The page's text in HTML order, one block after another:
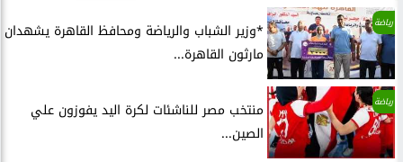
رياضة
*وزير الشباب والرياضة ومحافظ القاهرة يشهدان
مارثون القاهرة...
رياضة
منتخب مصر للناشئات لكرة اليد يفوزون علي
الصين...